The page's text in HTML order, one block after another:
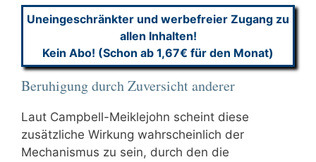
Uneingeschränkter und werbefreier Zugang zu
allen Inhalten!
Kein Abo! (Schon ab 1,67€ für den Monat)
Beruhigung durch Zuversicht anderer
Laut Campbell-Meiklejohn scheint diese
zusätzliche Wirkung wahrscheinlich der
Mechanismus zu sein, durch den die